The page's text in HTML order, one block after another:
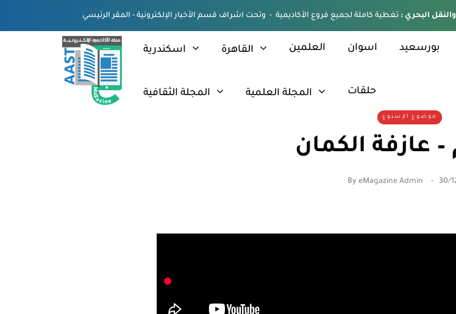
والنقل البحري :
اسكندرية القاهرة العلمين اسوان بورسعيد
المجلة الثقافية المجلة العلمية حلقات
موضوع الإسبوع
عازفة الكمان
By eMagazine Admin 30/